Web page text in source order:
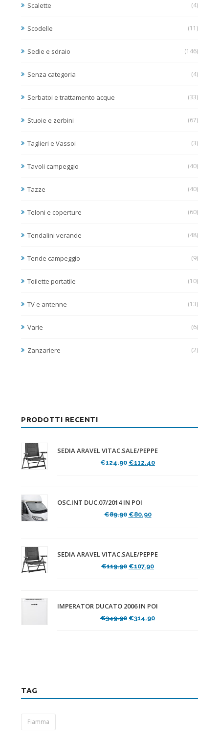
Scalette (4)
Scodelle (11)
Sedie e sdraio (146)
Senza categoria (4)
Serbatoi e trattamento acque (33)
Stuoie e zerbini (67)
Taglieri e Vassoi (3)
Tavoli campeggio (40)
Tazze (40)
Teloni e coperture (60)
Tendalini verande (48)
Tende campeggio (9)
Toilette portatile (10)
TV e antenne (13)
Varie (6)
Zanzariere (2)
PRODOTTI RECENTI
SEDIA ARAVEL VITAC.SALE/PEPPE
€124.90 Il
€124.90.
€112.40Il
OSC.INT DUC.07/2014 IN POI
€89.90 Il
€89.90.
€80.90Il
€80.90.
SEDIA ARAVEL VITAC.SALE/PEPPE
€119.90 Il
€119.90.
€107.90Il
€107.90.
IMPERATOR DUCATO 2006 IN POI
€349.90 Il
€314.90Il
TAG
Fiamma